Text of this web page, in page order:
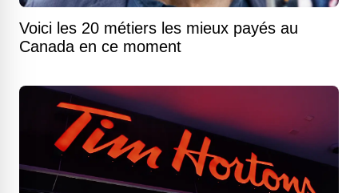
Voici les 20 métiers les mieux payés au
Canada en ce moment